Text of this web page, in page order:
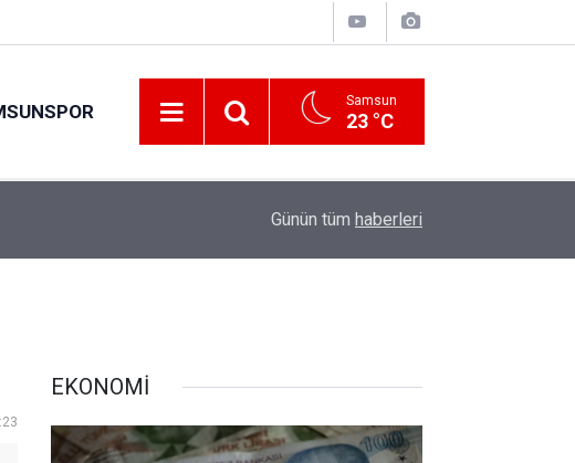
Samsun
23 °C
30 ilde DEAŞ terör örgütüne yönelik operasyon!
Günün tüm haberleri
EKONOMİ